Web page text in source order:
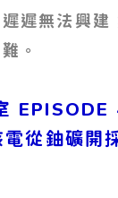
遲無法興建
。
EPISODE
從鈾礦開